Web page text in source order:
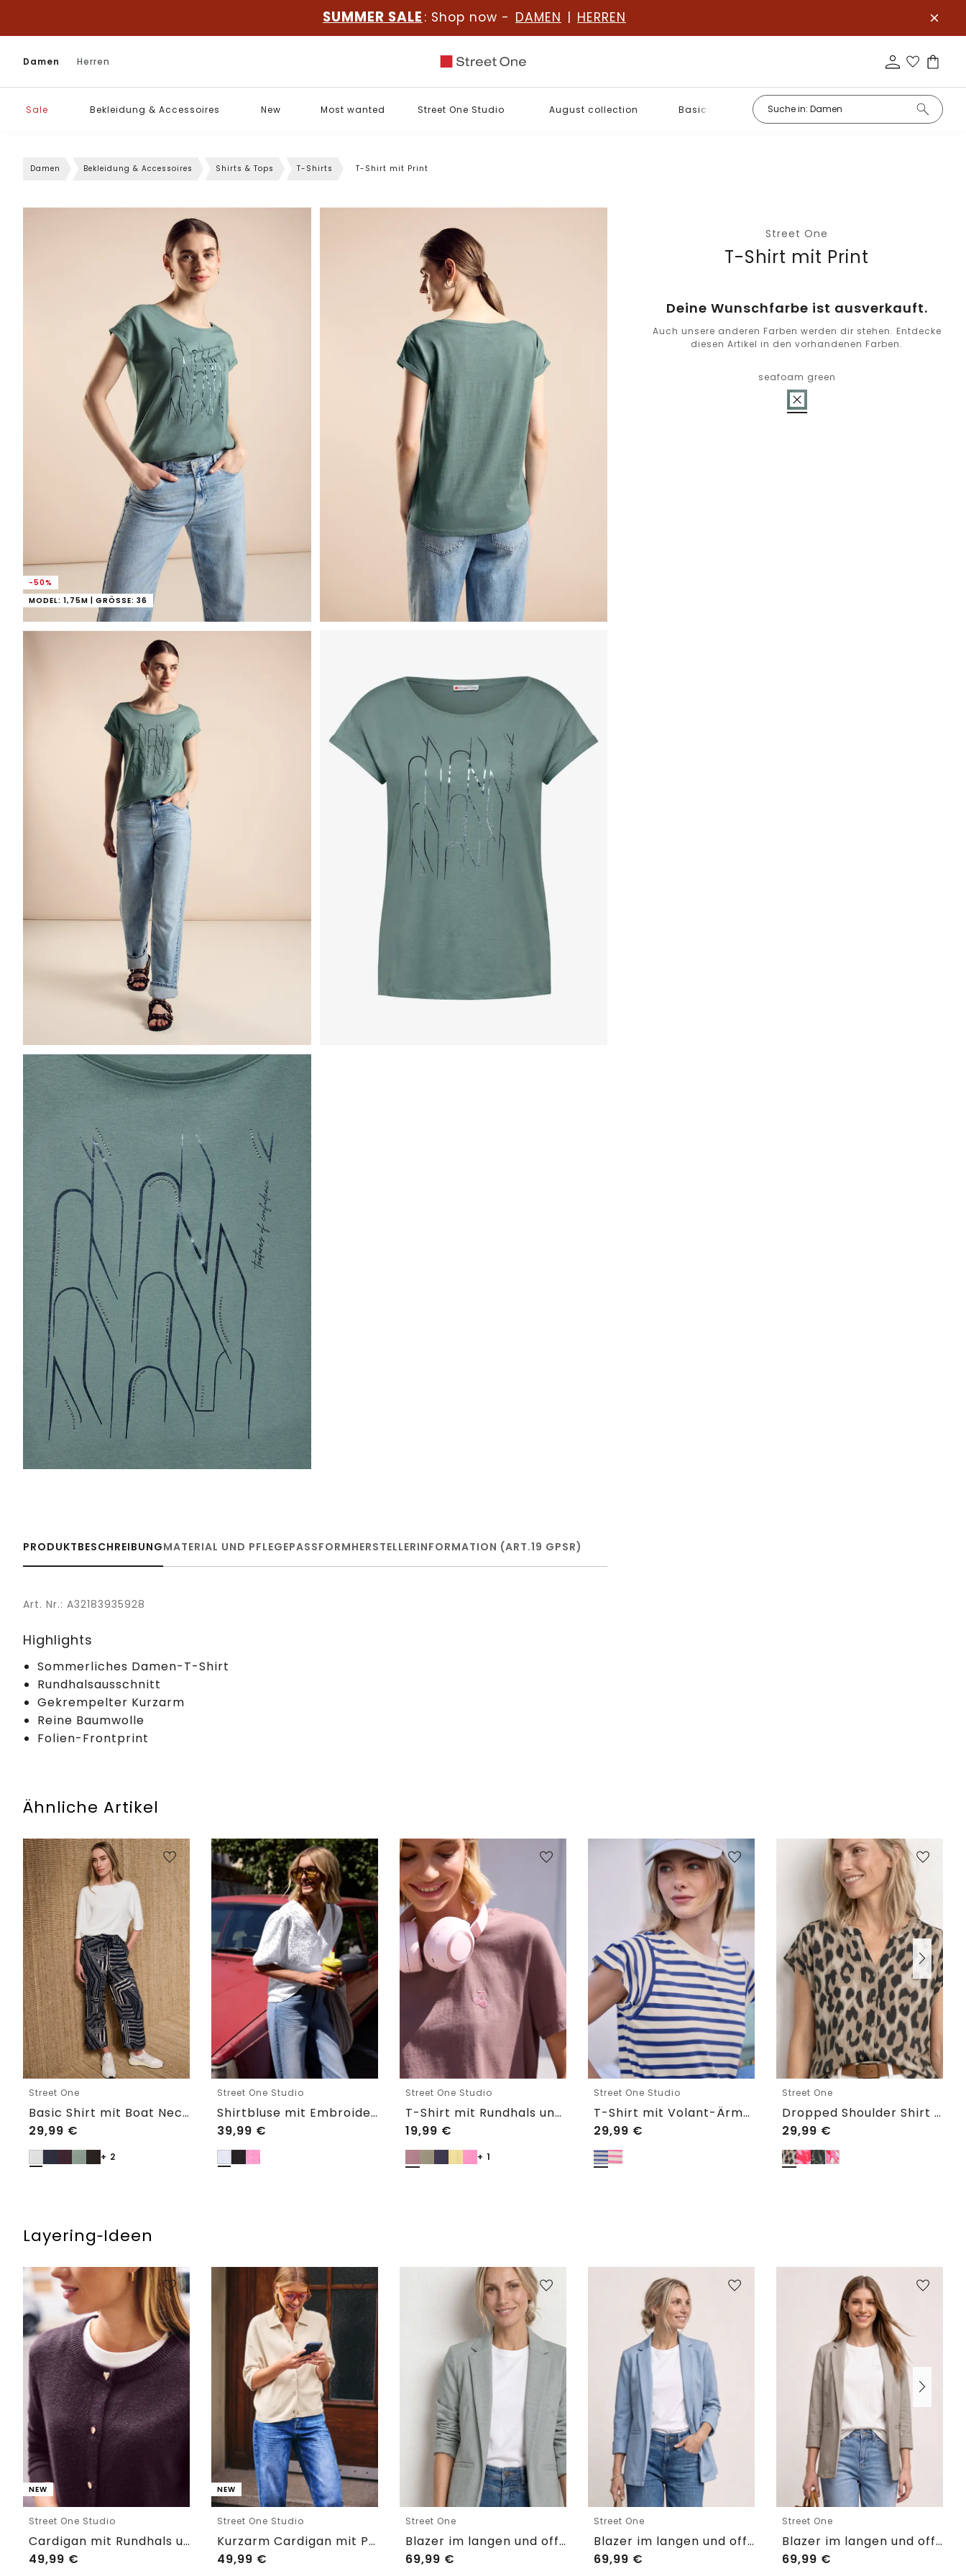
SUMMER SALE : Shop now - DAMEN | HERREN
Damen Herren
Sale Bekleidung & Accessoires New Most wanted Street One Studio August collection Basics
Damen Bekleidung & Accessoires Shirts & Tops T-Shirts T-Shirt mit Print
-50%
MODEL: 1,75M | GRÖSSE: 36
Street One
T-Shirt mit Print
Deine Wunschfarbe ist ausverkauft.
Auch unsere anderen Farben werden dir stehen. Entdecke
diesen Artikel in den vorhandenen Farben.
seafoam green
PRODUKTBESCHREIBUNGMATERIAL UND PFLEGEPASSFORMHERSTELLERINFORMATION (ART.19 GPSR)
Art. Nr.: A32183935928
Highlights
Sommerliches Damen-T-Shirt
Rundhalsausschnitt
Gekrempelter Kurzarm
Reine Baumwolle
Folien-Frontprint
Ähnliche Artikel
Street One
Basic Shirt mit Boat Neck und Elastikbund
29,99 €
+ 2
Street One Studio
Shirtbluse mit Embroidery-Front
39,99 €
Street One Studio
T-Shirt mit Rundhals und Embroidery-Detail
19,99 €
+ 1
Street One Studio
T-Shirt mit Volant-Ärmeln und Print
29,99 €
Street One
Dropped Shoulder Shirt im Blusen-Look
29,99 €
Layering‑Ideen
NEW
Street One Studio
Cardigan mit Rundhals und Knöpfen
49,99 €
NEW
Street One Studio
Kurzarm Cardigan mit Polokragen
49,99 €
Street One
Blazer im langen und offenen Schnitt
69,99 €
Street One
Blazer im langen und offenen Schnitt
69,99 €
Street One
Blazer im langen und offenen Schnitt
69,99 €